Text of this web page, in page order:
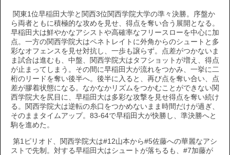
関東1位早稲田大学と関西3位関西学院大学の準々決勝。序盤か
ら両者ともに積極的な攻めを見せ、得点を奪い合う展開となる。
早稲田大は鮮やかなアシストや高確率なフリースローを中心に加
点。一方の関西学院大はペネトレイトに外角からのシュートと多
彩なオフェンスを見せ対抗し、一歩も譲らず。点差がつかないま
ま試合は進むも、中盤、関西学院大はタフショットが増え、得点
が止まってしまう。その間に早稲田大が流れをつかみ、一挙に二
桁のリードを奪い後半へ。後半に入ると、再び点を奪い合い、点
差が膠着状態になる。なかなかリズムをつかむことができない関
西学院大を尻目に、早稲田大は多彩な攻撃を見せ得点を奪い続け
る。関西学院大は逆転の糸口をつかめないまま時間だけが過ぎ、
そのままタイムアップ。83-64で早稲田大が快勝し、準決勝へと
駒を進めた。
第1ピリオド、関西学院大は#12山本から#5佐藤への華麗なアシ
ストで先制。対する早稲田大はシュートが落ちるも、#7加藤が